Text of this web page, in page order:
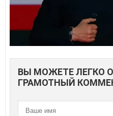
ВЫ МОЖЕТЕ ЛЕГКО
ГРАМОТНЫЙ